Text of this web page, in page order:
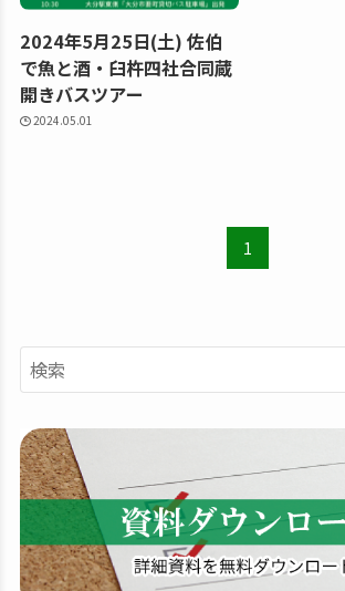
2024年5月25日(土) 佐伯
で魚と酒・臼杵四社合同蔵
開きバスツアー
2024.05.01
1